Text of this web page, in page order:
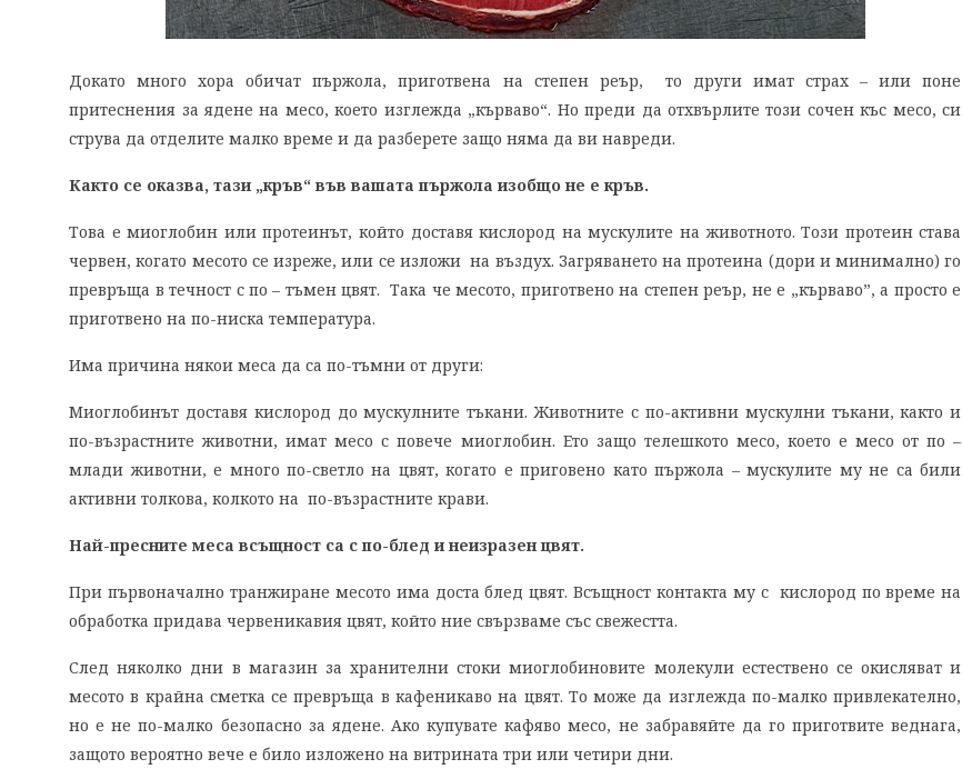
Докато много хора обичат пържола, приготвена на степен реър, то други имат страх – или поне
притеснения за ядене на месо, което изглежда „кърваво“. Но преди да отхвърлите този сочен къс месо, си
струва да отделите малко време и да разберете защо няма да ви навреди.
Както се оказва, тази „кръв“ във вашата пържола изобщо не е кръв.
Това е миоглобин или протеинът, който доставя кислород на мускулите на животното. Този протеин става
червен, когато месото се изреже, или се изложи на въздух. Загряването на протеина (дори и минимално) го
превръща в течност с по – тъмен цвят. Така че месото, приготвено на степен реър, не е „кърваво”, а просто е
приготвено на по-ниска температура.
Има причина някои меса да са по-тъмни от други:
Миоглобинът доставя кислород до мускулните тъкани. Животните с по-активни мускулни тъкани, както и
по-възрастните животни, имат месо с повече миоглобин. Ето защо телешкото месо, което е месо от по –
млади животни, е много по-светло на цвят, когато е приговено като пържола – мускулите му не са били
активни толкова, колкото на по-възрастните крави.
Най-пресните меса всъщност са с по-блед и неизразен цвят.
При първоначално транжиране месото има доста блед цвят. Всъщност контакта му с кислород по време на
обработка придава червеникавия цвят, който ние свързваме със свежестта.
След няколко дни в магазин за хранителни стоки миоглобиновите молекули естествено се окисляват и
месото в крайна сметка се превръща в кафеникаво на цвят. То може да изглежда по-малко привлекателно,
но е не по-малко безопасно за ядене. Ако купувате кафяво месо, не забравяйте да го приготвите веднага,
защото вероятно вече е било изложено на витрината три или четири дни.